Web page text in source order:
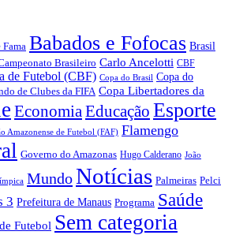
Fama Babados e Fofocas Brasil
Brasileiro Carlo Ancelotti CBF
de Futebol (CBF) Copa do Brasil Copa do
de Clubes da FIFA Copa Libertadores da
Economia Educação Esporte
Amazonense de Futebol (FAF) Flamengo
Governo do Amazonas Hugo Calderano João
MundoNotícias Palmeiras Pelci
3 Prefeitura de Manaus Programa Saúde
Futebol Sem categoria